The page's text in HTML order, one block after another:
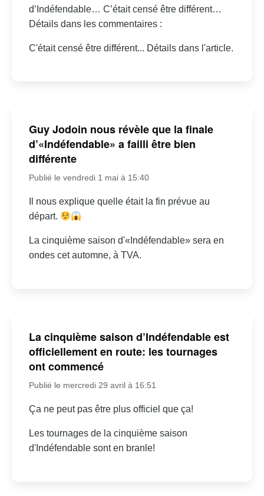
d’Indéfendable… C’était censé être différent…
Détails dans les commentaires :
C'était censé être différent... Détails dans l'article.
Guy Jodoin nous révèle que la finale
d’«Indéfendable» a failli être bien
différente
Publié le vendredi 1 mai à 15:40
Il nous explique quelle était la fin prévue au
départ.
La cinquième saison d'«Indéfendable» sera en
ondes cet automne, à TVA.
La cinquième saison d’Indéfendable est
officiellement en route: les tournages
ont commencé
Publié le mercredi 29 avril à 16:51
Ça ne peut pas être plus officiel que ça!
Les tournages de la cinquième saison
d'Indéfendable sont en branle!